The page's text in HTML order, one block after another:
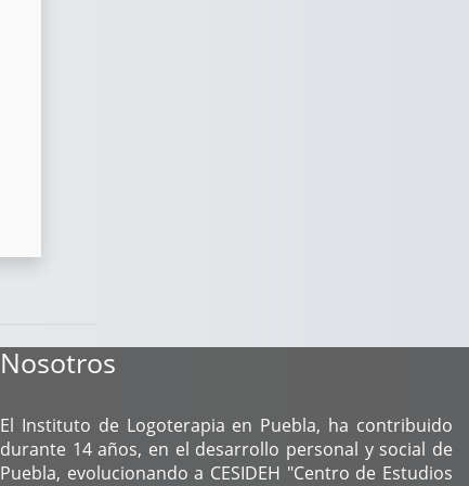
Nosotros
El Instituto de Logoterapia en Puebla, ha contribuido
durante 14 años, en el desarrollo personal y social de
Puebla, evolucionando a CESIDEH "Centro de Estudios